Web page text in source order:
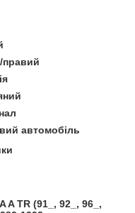
правий
автомобіль
A TR (91_, 92_, 96_,